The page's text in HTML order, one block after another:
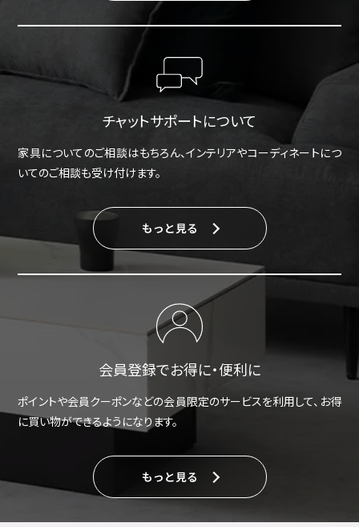
チャットサポートについて
家具についてのご相談はもちろん、インテリアやコーディネートにつ
いてのご相談も受け付けます。
もっと見る
会員登録でお得に・便利に
ポイントや会員クーポンなどの会員限定のサービスを利用して、お得
に買い物ができるようになります。
もっと見る